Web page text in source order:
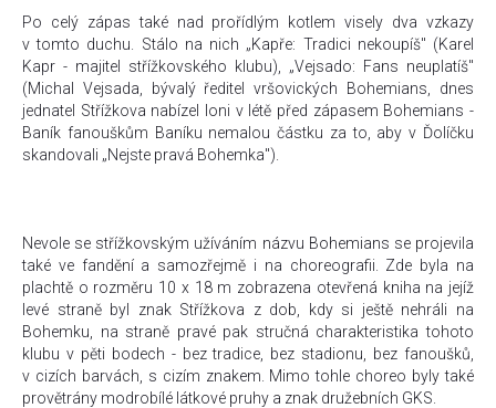
Po celý zápas také nad prořídlým kotlem visely dva vzkazy
v tomto duchu. Stálo na nich „Kapře: Tradici nekoupíš" (Karel
Kapr - majitel střížkovského klubu), „Vejsado: Fans neuplatíš"
(Michal Vejsada, bývalý ředitel vršovických Bohemians, dnes
jednatel Střížkova nabízel loni v létě před zápasem Bohemians -
Baník fanouškům Baníku nemalou částku za to, aby v Ďolíčku
skandovali „Nejste pravá Bohemka").
Nevole se střížkovským užíváním názvu Bohemians se projevila
také ve fandění a samozřejmě i na choreografii. Zde byla na
plachtě o rozměru 10 x 18 m zobrazena otevřená kniha na jejíž
levé straně byl znak Střížkova z dob, kdy si ještě nehráli na
Bohemku, na straně pravé pak stručná charakteristika tohoto
klubu v pěti bodech - bez tradice, bez stadionu, bez fanoušků,
v cizích barvách, s cizím znakem. Mimo tohle choreo byly také
provětrány modrobílé látkové pruhy a znak družebních GKS.